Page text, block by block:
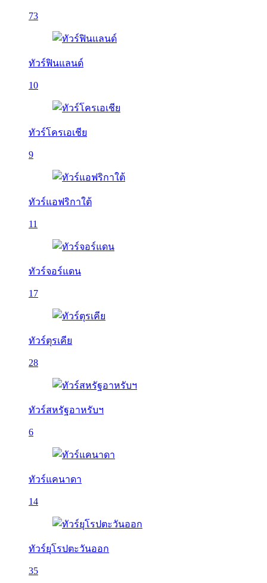
73
ทัวร์ฟินแลนด์
10
ทัวร์โครเอเชีย
9
ทัวร์แอฟริกาใต้
11
ทัวร์จอร์แดน
17
ทัวร์ตุรเคีย
28
ทัวร์สหรัฐอาหรับฯ
6
ทัวร์แคนาดา
14
ทัวร์ยุโรปตะวันออก
35